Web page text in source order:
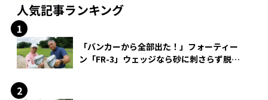
人気記事ランキング
「バンカーから全部出た！」フォーティー
ン「FR-3」ウェッジなら砂に刺さらず脱出